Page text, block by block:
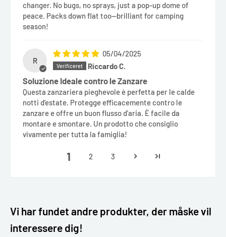
changer. No bugs, no sprays, just a pop-up dome of
peace. Packs down flat too—brilliant for camping
season!
R
05/04/2025
Riccardo C.
Soluzione Ideale contro le Zanzare
Questa zanzariera pieghevole è perfetta per le calde
notti d’estate. Protegge efficacemente contro le
zanzare e offre un buon flusso d'aria. È facile da
montare e smontare. Un prodotto che consiglio
vivamente per tutta la famiglia!
1 2 3
Vi har fundet andre produkter, der måske vil
interessere dig!